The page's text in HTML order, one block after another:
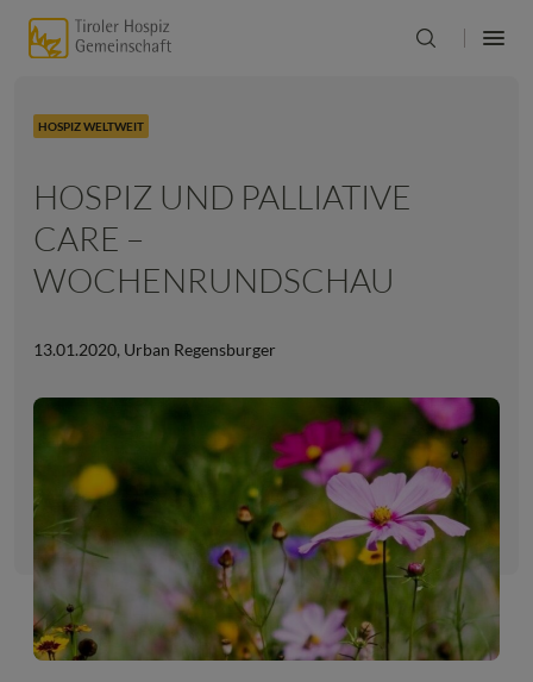
HOSPIZ WELTWEIT
HOSPIZ UND PALLIATIVE
CARE –
WOCHENRUNDSCHAU
13.01.2020, Urban Regensburger